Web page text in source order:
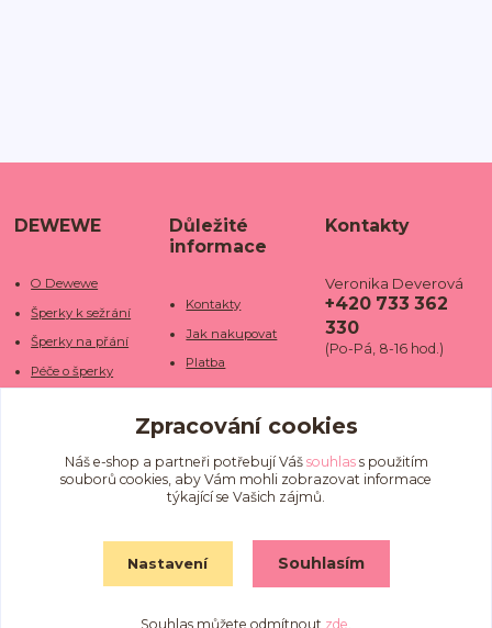
DEWEWE
O Dewewe
Šperky k sežrání
Šperky na přání
Péče o šperky
Kamenné obchody
Fotogalerie
Důležité
informace
Kontakty
Jak nakupovat
Platba
Doba dodání
Doprava
Obchodní podmínky
Ochrana osobních
Kontakty
Veronika Deverová
+420 733 362
330
(Po-Pá, 8-16 hod.)
we.cz
Zpracování cookies
Náš e-shop a partneři potřebují Váš souhlass použitím
souborů cookies, aby Vám mohli zobrazovat informace
týkající se Vašich zájmů.
Nastavení Souhlasím
Souhlas můžete odmítnout zde